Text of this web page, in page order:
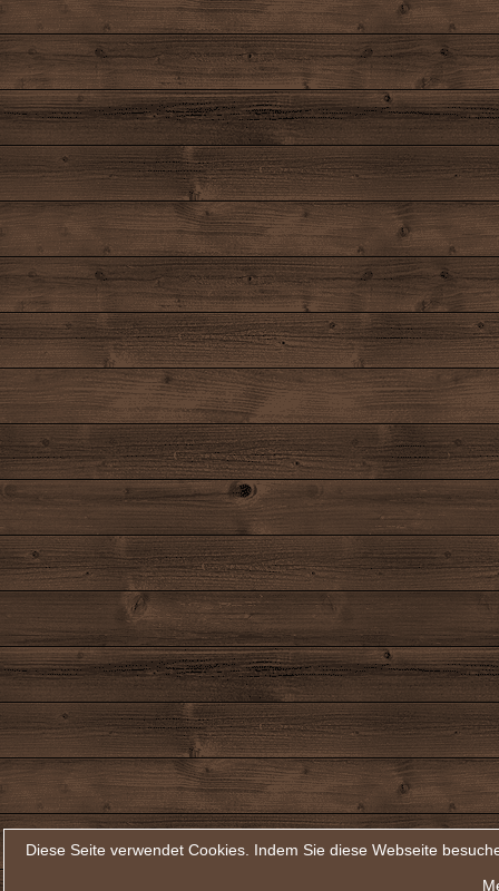
Diese Seite verwendet Cookies. Indem Sie diese Webseite